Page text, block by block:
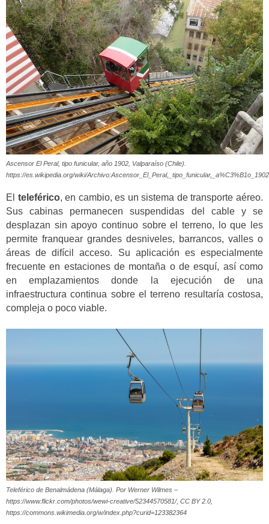
Ascensor El Peral, tipo funicular, año 1902, Valparaíso (Chile).
https://es.wikipedia.org/wiki/
El teleférico, en cambio, es un sistema de transporte aéreo.
Sus cabinas permanecen suspendidas del cable y se
desplazan sin apoyo continuo sobre el terreno, lo que les
permite franquear grandes desniveles, barrancos, valles o
áreas de difícil acceso. Su aplicación es especialmente
frecuente en estaciones de montaña o de esquí, así como
en emplazamientos donde la ejecución de una
infraestructura continua sobre el terreno resultaría costosa,
compleja o poco viable.
Teleférico de Benalmádena (Málaga). Por Werner Wilmes –
https://www.flickr.com/photos/wewi-creative/52344570581/, CC BY 2.0,
https://commons.wikimedia.org/w/index.php?curid=123382364